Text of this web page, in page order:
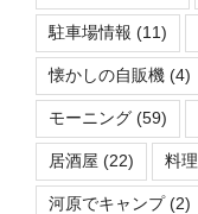
駐車場情報 (11)
懐かしの自販機 (4)
モーニング (59)
居酒屋 (22) 料理
河原でキャンプ(2)